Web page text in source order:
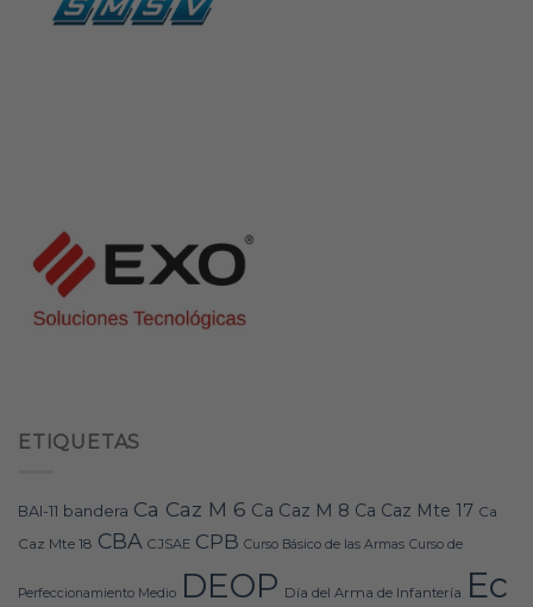
ETIQUETAS
BAI-11 bandera Ca Caz M 6 Ca Caz M 8 Ca Caz Mte 17 Ca
Caz Mte 18 CBA CJSAE CPB Curso Básico de las Armas Curso de
Perfeccionamiento Medio DEOP Día del Arma de Infantería Ec